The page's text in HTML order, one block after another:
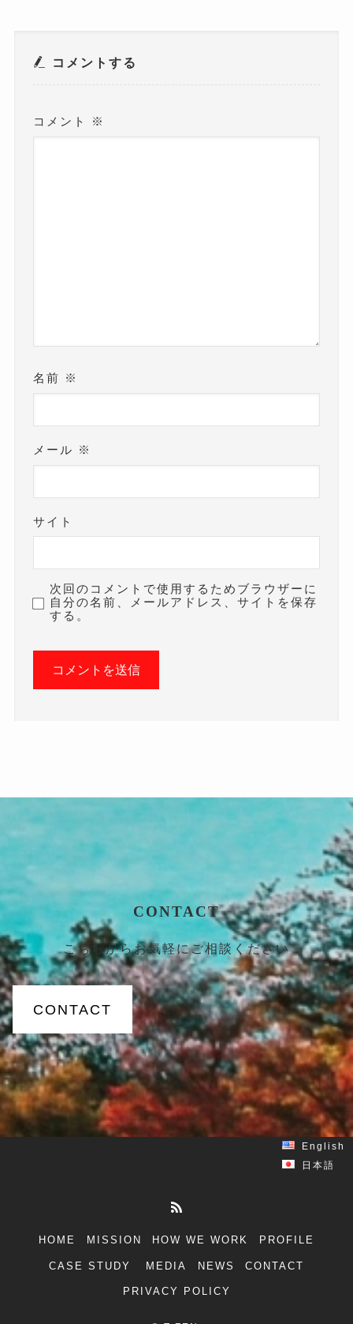
コメントする
コメント ※
名前 ※
メール ※
サイト
次回のコメントで使用するためブラウザーに
自分の名前、メールアドレス、サイトを保存
する。
CONTACT
こちらからお気軽にご相談ください
CONTACT
English
日本語
HOME MISSION HOW WE WORK PROFILE
CASE STUDY MEDIA NEWS CONTACT
PRIVACY POLICY